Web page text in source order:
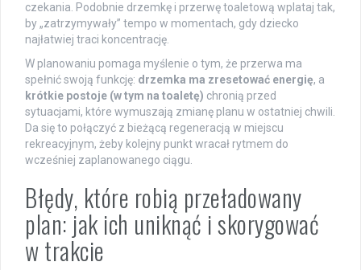
czekania. Podobnie drzemkę i przerwę toaletową wplataj tak,
by „zatrzymywały” tempo w momentach, gdy dziecko
najłatwiej traci koncentrację.
W planowaniu pomaga myślenie o tym, że przerwa ma
spełnić swoją funkcję: drzemka ma zresetować energię, a
krótkie postoje (w tym na toaletę) chronią przed
sytuacjami, które wymuszają zmianę planu w ostatniej chwili.
Da się to połączyć z bieżącą regeneracją w miejscu
rekreacyjnym, żeby kolejny punkt wracał rytmem do
wcześniej zaplanowanego ciągu.
Błędy, które robią przeładowany
plan: jak ich uniknąć i skorygować
w trakcie